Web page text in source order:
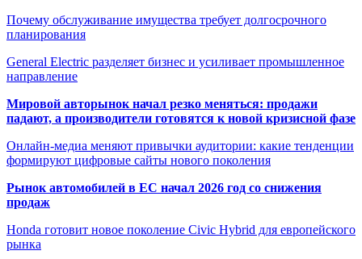
Почему обслуживание имущества требует долгосрочного
планирования
General Electric разделяет бизнес и усиливает промышленное
направление
Мировой авторынок начал резко меняться: продажи
падают, а производители готовятся к новой кризисной фазе
Онлайн-медиа меняют привычки аудитории: какие тенденции
формируют цифровые сайты нового поколения
Рынок автомобилей в ЕС начал 2026 год со снижения
продаж
Honda готовит новое поколение Civic Hybrid для европейского
рынка